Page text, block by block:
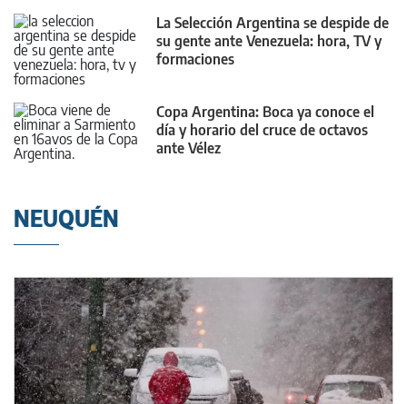
La Selección Argentina se despide de
su gente ante Venezuela: hora, TV y
formaciones
Copa Argentina: Boca ya conoce el
día y horario del cruce de octavos
ante Vélez
NEUQUÉN